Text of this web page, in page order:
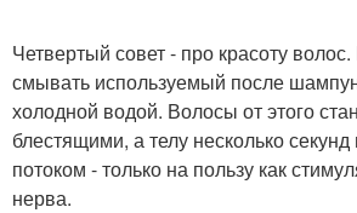
Четвертый совет - про красоту
смывать используемый после
холодной водой. Волосы от этого
блестящими, а телу несколько
потоком - только на пользу как
нерва.